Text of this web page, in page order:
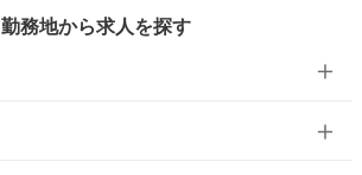
勤務地から求人を探す